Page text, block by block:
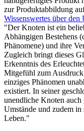
zur Produktabbildung
Wissenswertes über
"Der Knoten ist ein
Abhängigen Bestehens
Phänomene) und ihre
Zugleich bringt dieses
Erkenntnis des
Mitgefühl zum
einziges Phänomen
existiert. In seiner
unendliche Knoten
Umstände und zudem
Leben."